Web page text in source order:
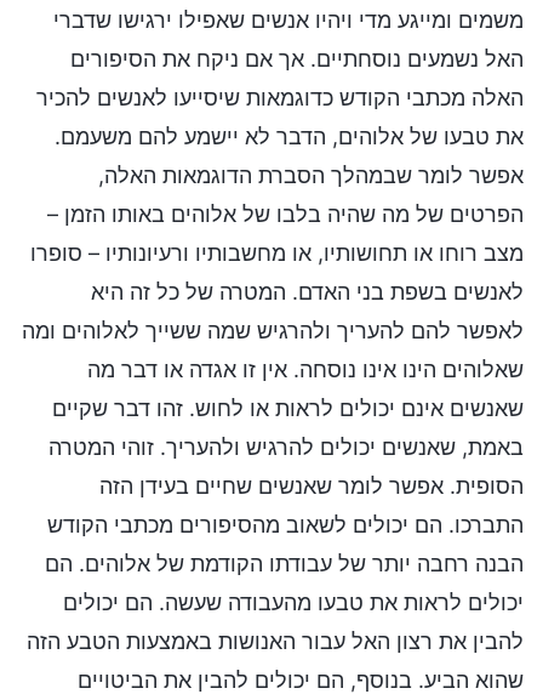
משמים ומייגע מדי ויהיו אנשים שאפילו ירגישו שדברי
האל נשמעים נוסחתיים. אך אם ניקח את הסיפורים
האלה מכתבי הקודש כדוגמאות שיסייעו לאנשים להכיר
את טבעו של אלוהים, הדבר לא יישמע להם משעמם.
אפשר לומר שבמהלך הסברת הדוגמאות האלה,
הפרטים של מה שהיה בלבו של אלוהים באותו הזמן –
מצב רוחו או תחושותיו, או מחשבותיו ורעיונותיו – סופרו
לאנשים בשפת בני האדם. המטרה של כל זה היא
לאפשר להם להעריך ולהרגיש שמה ששייך לאלוהים ומה
שאלוהים הינו אינו נוסחה. אין זו אגדה או דבר מה
שאנשים אינם יכולים לראות או לחוש. זהו דבר שקיים
באמת, שאנשים יכולים להרגיש ולהעריך. זוהי המטרה
הסופית. אפשר לומר שאנשים שחיים בעידן הזה
התברכו. הם יכולים לשאוב מהסיפורים מכתבי הקודש
הבנה רחבה יותר של עבודתו הקודמת של אלוהים. הם
יכולים לראות את טבעו מהעבודה שעשה. הם יכולים
להבין את רצון האל עבור האנושות באמצעות הטבע הזה
שהוא הביע. בנוסף, הם יכולים להבין את הביטויים